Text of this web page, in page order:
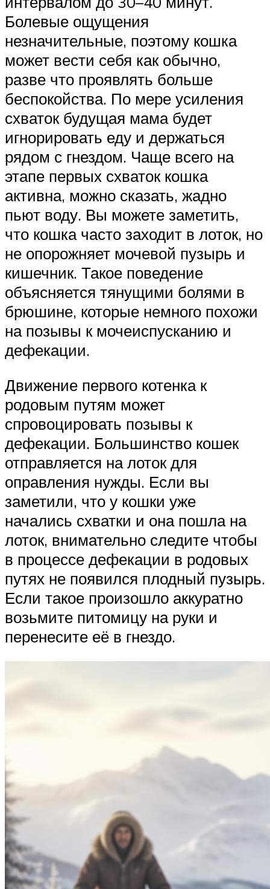
Болевые ощущения
незначительные, поэтому кошка
может вести себя как обычно,
разве что проявлять больше
беспокойства. По мере усиления
схваток будущая мама будет
игнорировать еду и держаться
рядом с гнездом. Чаще всего на
этапе первых схваток кошка
активна, можно сказать, жадно
пьют воду. Вы можете заметить,
что кошка часто заходит в лоток, но
не опорожняет мочевой пузырь и
кишечник. Такое поведение
объясняется тянущими болями в
брюшине, которые немного похожи
на позывы к мочеиспусканию и
дефекации.
Движение первого котенка к
родовым путям может
спровоцировать позывы к
дефекации. Большинство кошек
отправляется на лоток для
оправления нужды. Если вы
заметили, что у кошки уже
начались схватки и она пошла на
лоток, внимательно следите чтобы
в процессе дефекации в родовых
путях не появился плодный пузырь.
Если такое произошло аккуратно
возьмите питомицу на руки и
перенесите её в гнездо.